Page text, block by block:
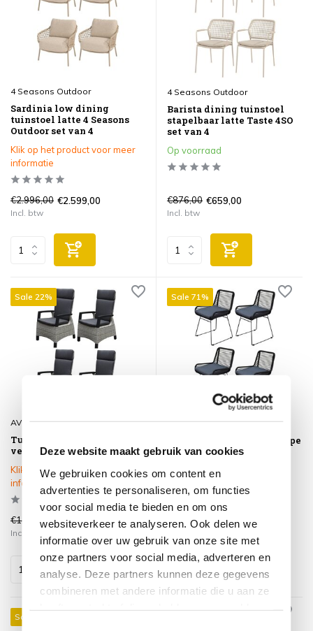
Deze website maakt gebruik van cookies
We gebruiken cookies om content en
advertenties te personaliseren, om functies
voor social media te bieden en om ons
websiteverkeer te analyseren. Ook delen we
informatie over uw gebruik van onze site met
onze partners voor social media, adverteren en
analyse. Deze partners kunnen deze gegevens
combineren met andere informatie die u aan ze
4 Seasons Outdoor
Sardinia low dining
tuinstoel latte 4 Seasons
Outdoor set van 4
Klik op het product voor meer
informatie
€2.996,00 €2.599,00
Incl. btw
4 Seasons Outdoor
Barista dining tuinstoel
stapelbaar latte Taste 4SO
set van 4
Op voorraad
€876,00 €659,00
Incl. btw
Sale 22%
AVH-Collectie
Tunis dining tuinstoel
verstelbaar grijs set van 4
Klik op het product voor meer
informatie
€1.276,00 €989,00
Incl. btw
Sale 71%
AVH-Collectie
Zenia dining tuinstoel rope
zwart set van 4
Op voorraad
€940,00 €276,00
Sale 27%